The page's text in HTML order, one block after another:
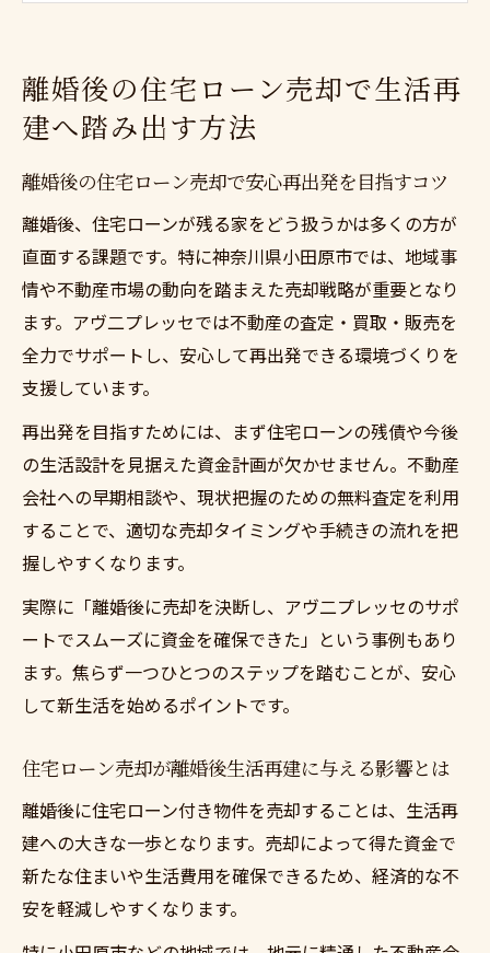
準備方法
売却後も安心できる住宅ローン対応の進め
離婚と住宅ローン売却で資金確保を実現す
る秘訣
住宅ローン問題を抱えた離婚時の売却戦略を解
説
離婚時に直面する住宅ローン売却の課題と
対策
的ポイント
離婚と住宅ローン問題を解決する売却ステ
ップ
住宅ローン売却時の離婚財産分与への具体
的配慮
離婚時における住宅ローン売却手続きの流
れ
売却を通じた離婚後の新たな生活設計のポイン
ト
離婚後の住宅ローン売却で実現する新生活
住宅ローン売却後の資金計画と生活再建の
進め方
離婚による住宅ローン売却で叶う安心の暮
離婚後の住宅ローン売却で生活再
建へ踏み出す方法
離婚後の住宅ローン売却で安心再出発を目指すコツ
離婚後、住宅ローンが残る家をどう扱うかは多くの方が
直面する課題です。特に神奈川県小田原市では、地域事
情や不動産市場の動向を踏まえた売却戦略が重要となり
ます。アヴ二プレッセでは不動産の査定・買取・販売を
全力でサポートし、安心して再出発できる環境づくりを
支援しています。
再出発を目指すためには、まず住宅ローンの残債や今後
の生活設計を見据えた資金計画が欠かせません。不動産
会社への早期相談や、現状把握のための無料査定を利用
することで、適切な売却タイミングや手続きの流れを把
握しやすくなります。
実際に「離婚後に売却を決断し、アヴ二プレッセのサポ
ートでスムーズに資金を確保できた」という事例もあり
ます。焦らず一つひとつのステップを踏むことが、安心
して新生活を始めるポイントです。
住宅ローン売却が離婚後生活再建に与える影響とは
離婚後に住宅ローン付き物件を売却することは、生活再
建への大きな一歩となります。売却によって得た資金で
新たな住まいや生活費用を確保できるため、経済的な不
安を軽減しやすくなります。